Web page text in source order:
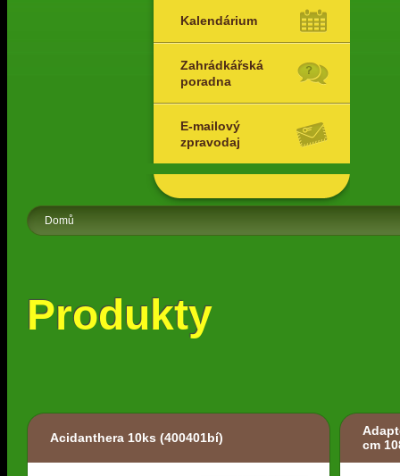
Kalendárium
Zahrádkářská
poradna
E-mailový
zpravodaj
Domů
Produkty
Acidanthera 10ks (400401bí)
cm